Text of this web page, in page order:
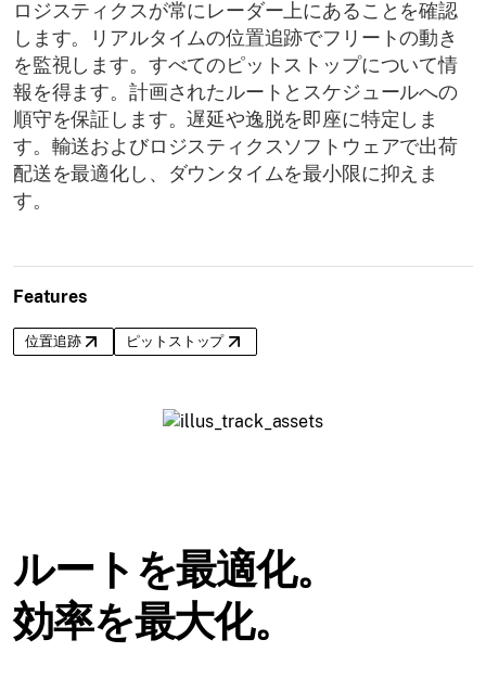
ロジスティクスが常にレーダー上にあることを確認
します。リアルタイムの位置追跡でフリートの動き
を監視します。すべてのピットストップについて情
報を得ます。計画されたルートとスケジュールへの
順守を保証します。遅延や逸脱を即座に特定しま
す。輸送およびロジスティクスソフトウェアで出荷
配送を最適化し、ダウンタイムを最小限に抑えま
す。
Features
位置追跡 ピットストップ
ルートを最適化。
効率を最大化。